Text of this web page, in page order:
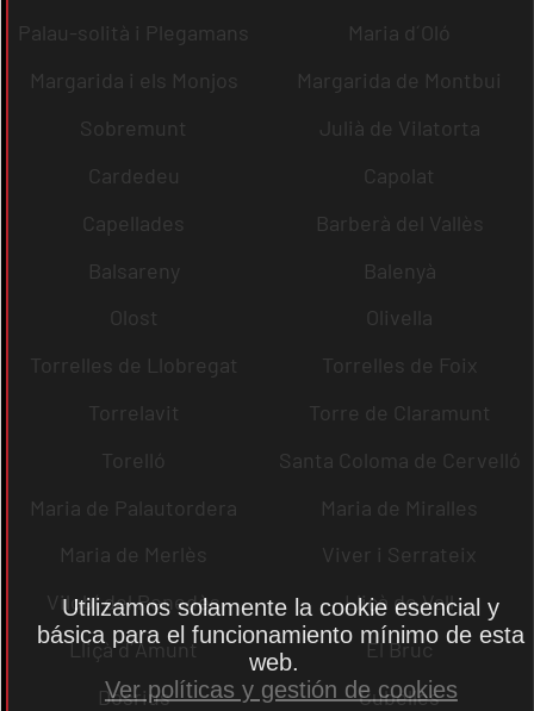
Palau-solità i Plegamans
Maria d´Oló
Margarida i els Monjos
Margarida de Montbui
Sobremunt
Julià de Vilatorta
Cardedeu
Capolat
Capellades
Barberà del Vallès
Balsareny
Balenyà
Olost
Olivella
Torrelles de Llobregat
Torrelles de Foix
Torrelavit
Torre de Claramunt
Torelló
Santa Coloma de Cervelló
Maria de Palautordera
Maria de Miralles
Maria de Merlès
Viver i Serrateix
Vilobí del Penedès
Lliçà de Vall
Lliçà d´Amunt
El Bruc
Dosrius
Cubelles
Utilizamos solamente la cookie esencial y
básica para el funcionamiento mínimo de esta
web.
Ver políticas y gestión de cookies